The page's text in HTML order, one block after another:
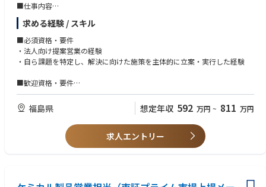
■仕事内容
新規事業の企画立案から事業化まで、一連のプロセスに携わっていただき
ます。
入社直後はLiB再生事業における営業・事業開発業務をお任せします。法人
営業で培った顧客折衝力を最前線で発揮しながら、業界理解と事業開発の
型を身につけ、段階的に事業成長を牽引するマネージャーとして、次の新
○顧客・パートナー企業との関係構築
○協業・業務提携の検討および推進
○顧客課題に対するソリューション提案
○社内関係部署との調整およびプロジェクトマネジメント
●市場調査・マーケティング
求める経験 / スキル
■必須資格・要件
・法人向け提案営業の経験
・自ら課題を特定し、解決に向けた施策を主体的に立案・実行した経験
■歓迎資格・要件
・新規事業開発の経験
・製造業・素材・化学・環境関連業界での経験
・営業組織やプロジェクトにおいて、メンバーをリードしながら目標達成
・社内の複数部門を巻き込みながら課題解決や業務改善を推進した経験
※資源リサイクル業界・新規事業の経験は問いません。
福島県 想定年収 592 万円 ~ 811 万円
求人エントリー